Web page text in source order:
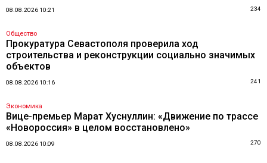
08.08.2026 10:21 234
Общество
Прокуратура Севастополя проверила ход
строительства и реконструкции социально значимых
объектов
08.08.2026 10:16 241
Экономика
Вице-премьер Марат Хуснуллин: «Движение по трассе
«Новороссия» в целом восстановлено»
08.08.2026 10:09 270